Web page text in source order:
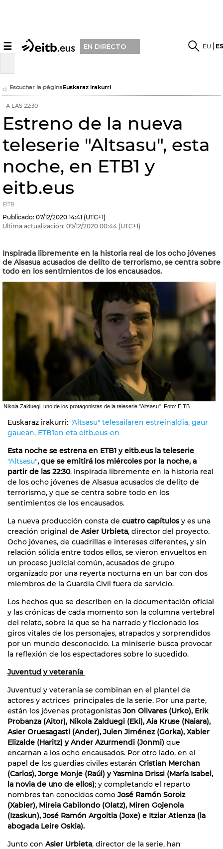
☰ EN DIRECTO EU
Escuchar la páginaEuskaraz irakurri
A LAS 22:30
Estreno de la nueva
teleserie "Altsasu", esta
noche, en ETB1 y
eitb.eus
EITB
Publicado: 07/12/2020 14:41 (UTC+1)
Última actualización: 09/12/2020 00:44 (UTC+1)
Inspirada libremente en la historia real de los ocho jóvenes
de Alsasua acusados de delito de terrorismo, se centra sobre
todo en los sentimientos de los encausados.
Nikola Zalduegi, uno de los protagonistas de la teleserie "Altsasu". Foto: EITB
Euskaraz irakurri: "Altsasu" telesailaren estreinaldia, gaur
gauean, ETB1en eta eitb.eus-en
Esta noche se estrena en ETB1 y eitb.eus la teleserie
"Altsasu", que se emitirá los miércoles por la noche, a
partir de las 22:30. Inspirada libremente en la historia real
de los ocho jóvenes de Alsasua acusados de delito de
terrorismo, y que se centra sobre todo en los
sentimientos de los encausados.
La nueva producción consta de cuatro capítulosy es una
creación original de Asier Urbieta, director del proyecto.
Ocho jóvenes, de cuadrillas e intereses diferentes, y sin
relación sólida entre todos ellos, se vieron envueltos en
un proceso judicial común, acusados de grupo
organizado por una reyerta nocturna en un bar con dos
miembros de la Guardia Civil fuera de servicio.
Los hechos que se describen en la documentación oficial
y las crónicas de cada momento son la columna vertebral
del relato, sobre la que se ha narrado y ficcionado los
giros vitales de los personajes, atrapados y sorprendidos
por un mundo desconocido. La miniserie busca provocar
la reflexión de los espectadores sobre lo sucedido.
Juventud y veteranía
Juventud y veteranía se combinan en el plantel de
actores y actrices principales de la serie. Por una parte,
están los jóvenes protagonistas Jon Olivares (Urko), Erik
Probanza (Aitor), Nikola Zalduegi (Eki), Aia Kruse (Naiara),
Asier Oruesagasti (Ander), Julen Jiménez (Gorka), Xabier
Elizalde (Haritz) y Ander Azurmendi (Jonmi) que
encarnan a los ocho encausados. Por otro lado, en el
papel de los guardias civiles estarán Cristian Merchan
(Carlos), Jorge Monje (Raúl) y Yasmina Drissi (María Isabel,
la novia de uno de ellos); y completando el reparto
nombres tan conocidos como José Ramón Soroiz
(Xabier), Mireia Gabilondo (Olatz), Miren Gojenola
(Izaskun), José Ramón Argoitia (Joxe) e Itziar Atienza (la
abogada Leire Oskia).
Junto con Asier Urbieta, director de la serie, han